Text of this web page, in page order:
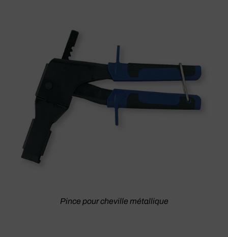
Pince pour cheville métallique